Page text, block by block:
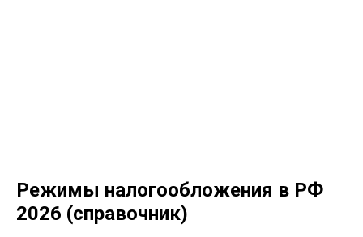
Режимы налогообложения в РФ
2026 (справочник)